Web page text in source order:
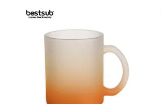
TEXTTRANSPARENTE